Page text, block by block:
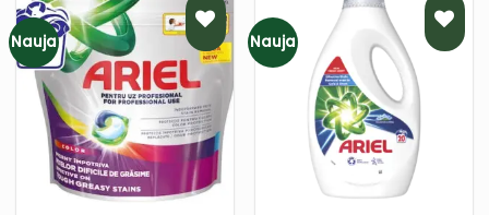
Nauja
PRIDĖTI
Į NORŲ
SĄRAŠĄ
Nauja
PRIDĖTI
Į NORŲ
SĄRAŠĄ